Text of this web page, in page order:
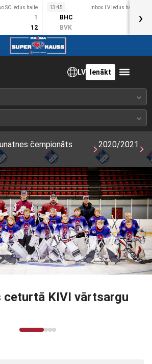
SC ledus halle
1
12
13:45 Inbox.LV ledus halle
BHC
BVK
›
LV Ienākt
čempionāts
2020/2021
ceturtā KIVI vārtsargu